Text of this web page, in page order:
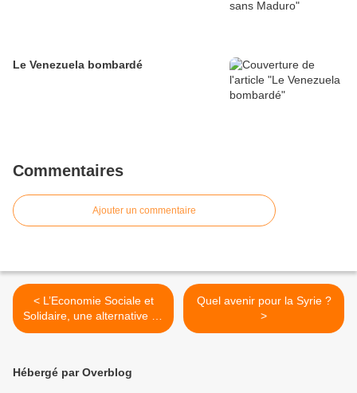
Le Venezuela bombardé
Commentaires
Ajouter un commentaire
< L’Economie Sociale et
Solidaire, une alternative au
capitalisme ?
Quel avenir pour la Syrie ?
>
Hébergé par Overblog